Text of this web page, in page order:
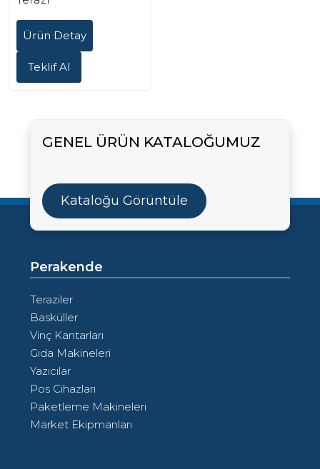
Ürün Detay
Teklif Al
GENEL ÜRÜN KATALOĞUMUZ
Kataloğu Görüntüle
Perakende
Teraziler
Basküller
Vinç Kantarları
Gıda Makineleri
Yazıcılar
Pos Cihazları
Paketleme Makineleri
Market Ekipmanları